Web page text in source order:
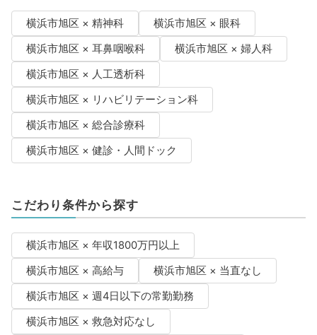
横浜市旭区 × 精神科
横浜市旭区 × 眼科
横浜市旭区 × 耳鼻咽喉科
横浜市旭区 × 婦人科
横浜市旭区 × 人工透析科
横浜市旭区 × リハビリテーション科
横浜市旭区 × 総合診療科
横浜市旭区 × 健診・人間ドック
こだわり条件から探す
横浜市旭区 × 年収1800万円以上
横浜市旭区 × 高給与
横浜市旭区 × 当直なし
横浜市旭区 × 週4日以下の常勤勤務
横浜市旭区 × 救急対応なし